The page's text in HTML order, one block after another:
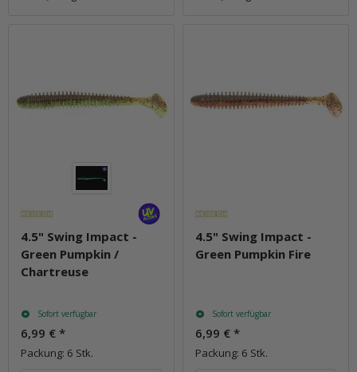
4.5" Swing Impact -
Green Pumpkin /
Chartreuse
Sofort verfügbar
6,99 € *
Packung: 6 Stk.
4.5" Swing Impact -
Green Pumpkin Fire
Sofort verfügbar
6,99 € *
Packung: 6 Stk.